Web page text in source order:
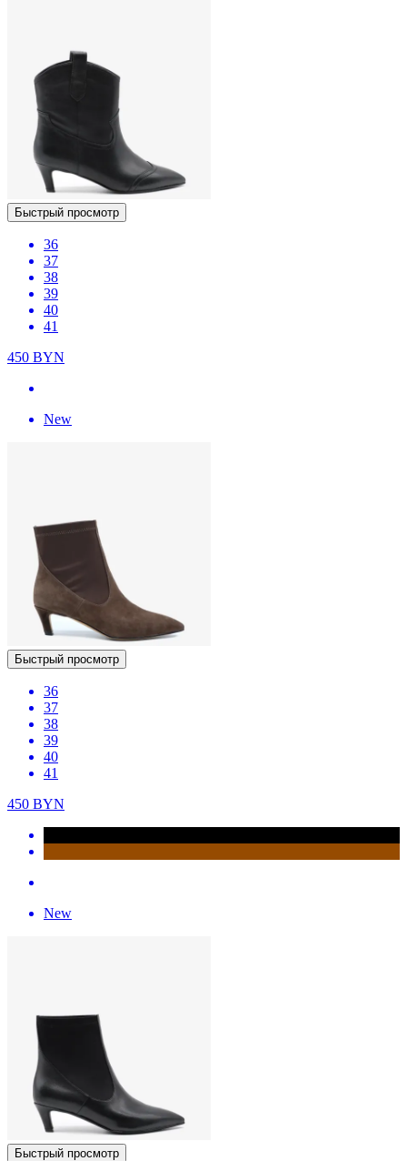
Быстрый просмотр
36
37
38
39
40
41
450 BYN
New
Быстрый просмотр
36
37
38
39
40
41
450 BYN
New
Быстрый просмотр